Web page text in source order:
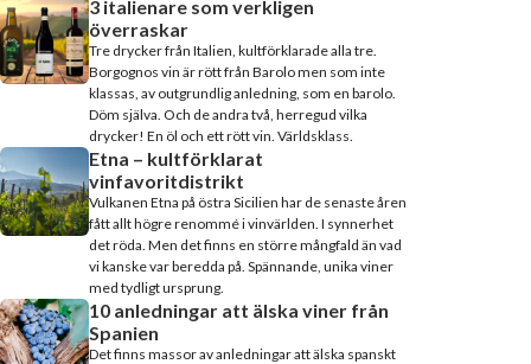
3 italienare som verkligen
överraskar
Tre drycker från Italien, kultförklarade alla tre.
Borgognos vin är rött från Barolo men som inte
klassas, av outgrundlig anledning, som en barolo.
Döm själva. Och de andra två, herregud vilka
drycker! En öl och ett rött vin. Världsklass.
Etna – kultförklarat
vinfavoritdistrikt
Vulkanen Etna på östra Sicilien har de senaste åren
fått allt högre renommé i vinvärlden. I synnerhet
det röda. Men det finns en större mångfald än vad
vi kanske var beredda på. Spännande, unika viner
med tydligt ursprung.
10 anledningar att älska viner från
Spanien
Det finns massor av anledningar att älska spanskt